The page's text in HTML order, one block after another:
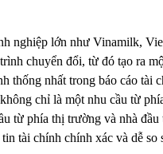
nghiệp lớn như Vinamilk,
chuyển đổi, từ đó tạo ra
thống nhất trong báo cáo tài
chỉ là một nhu cầu từ
từ phía thị trường và nhà
tài chính chính xác và dễ so